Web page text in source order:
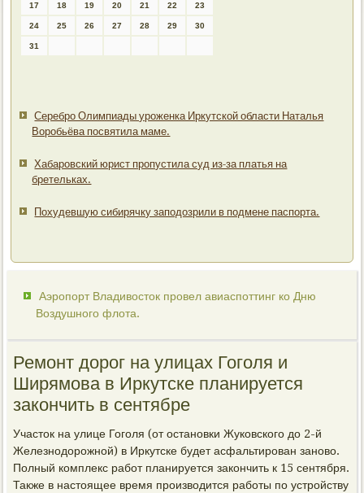
17 18 19 20 21 22 23
24 25 26 27 28 29 30
31
Серебро Олимпиады уроженка Иркутской области Наталья
Воробьёва посвятила маме.
Хабаровский юрист пропустила суд из-за платья на
бретельках.
Похудевшую сибирячку заподозрили в подмене паспорта.
Аэропорт Владивосток провел авиаспоттинг ко Дню
Воздушного флота.
Ремонт дорог на улицах Гоголя и
Ширямова в Иркутске планируется
закончить в сентябре
Участок на улице Гоголя (от остановки Жуковского до 2-й
Железнодорожной) в Иркутске будет асфальтирован заново.
Полный комплекс работ планируется закончить к 15 сентября.
Также в настоящее время производится работы по устройству